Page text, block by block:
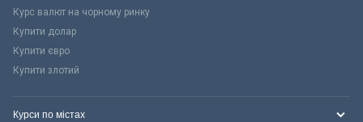
Курс валют на чорному ринку
Купити долар
Купити євро
Купити злотий
Курси по містах